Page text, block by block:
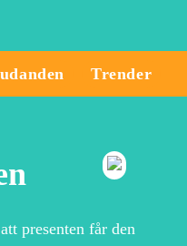
Trender
presenten får den